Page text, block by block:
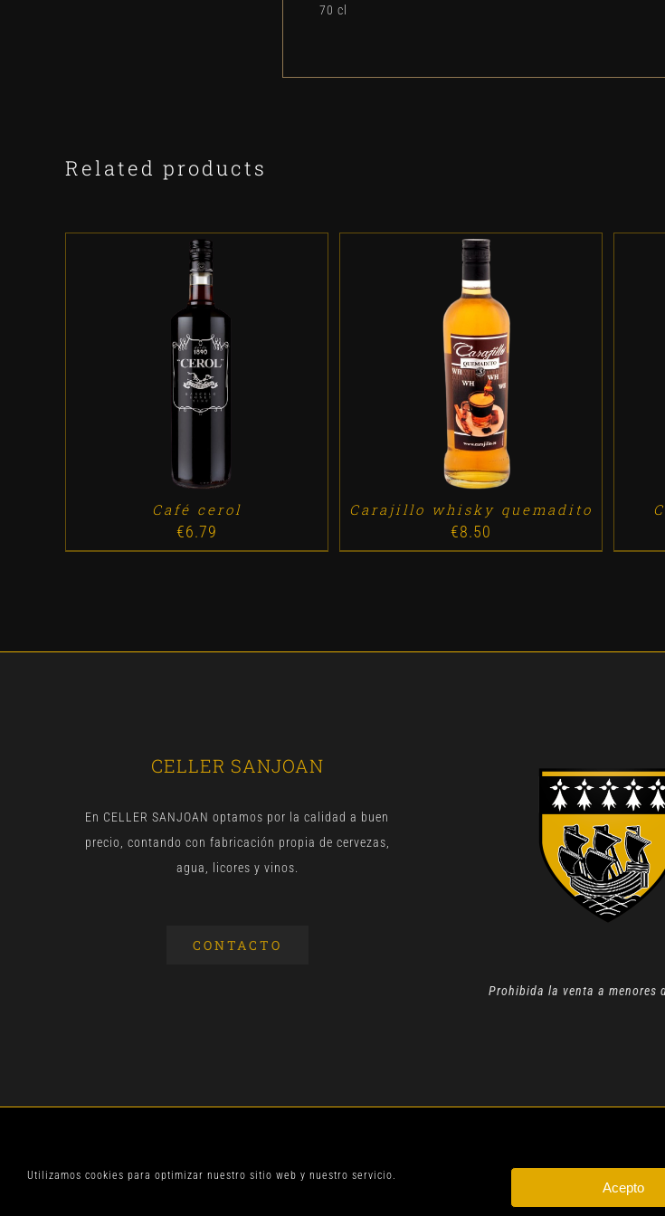
Utilizamos cookies para optimizar nuestro sitio web y nuestro servicio.
Acepto
70 cl
Related products
ADD TO CART / DETALLES
Café cerol
€6.79
ADD TO CART / DETALLES
Carajillo whisky quemadito
€8.50
CELLER SANJOAN
En CELLER SANJOAN optamos por la calidad a buen
precio, contando con fabricación propia de cervezas,
agua, licores y vinos.
CONTACTO
Prohibida la venta a menores
AVISO LEGAL| TODOS LOS